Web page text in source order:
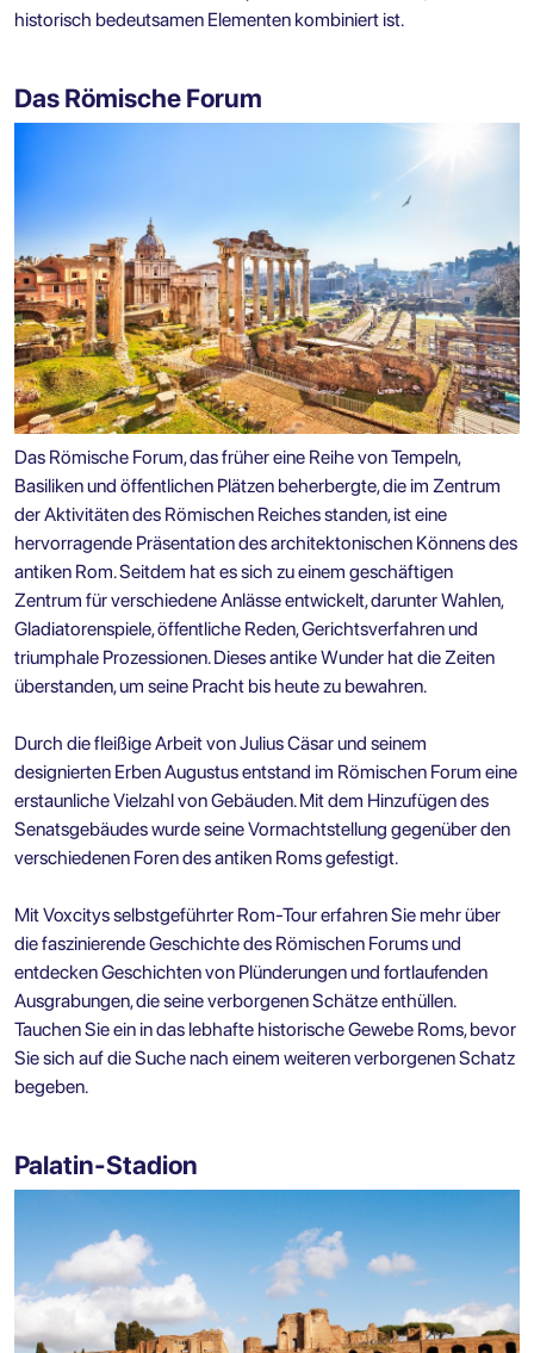
historisch bedeutsamen Elementen kombiniert ist.
Das Römische Forum
Das Römische Forum, das früher eine Reihe von Tempeln,
Basiliken und öffentlichen Plätzen beherbergte, die im Zentrum
der Aktivitäten des Römischen Reiches standen, ist eine
hervorragende Präsentation des architektonischen Könnens des
antiken Rom. Seitdem hat es sich zu einem geschäftigen
Zentrum für verschiedene Anlässe entwickelt, darunter Wahlen,
Gladiatorenspiele, öffentliche Reden, Gerichtsverfahren und
triumphale Prozessionen. Dieses antike Wunder hat die Zeiten
überstanden, um seine Pracht bis heute zu bewahren.
Durch die fleißige Arbeit von Julius Cäsar und seinem
designierten Erben Augustus entstand im Römischen Forum eine
erstaunliche Vielzahl von Gebäuden. Mit dem Hinzufügen des
Senatsgebäudes wurde seine Vormachtstellung gegenüber den
verschiedenen Foren des antiken Roms gefestigt.
Mit Voxcitys selbstgeführter Rom-Tour erfahren Sie mehr über
die faszinierende Geschichte des Römischen Forums und
entdecken Geschichten von Plünderungen und fortlaufenden
Ausgrabungen, die seine verborgenen Schätze enthüllen.
Tauchen Sie ein in das lebhafte historische Gewebe Roms, bevor
Sie sich auf die Suche nach einem weiteren verborgenen Schatz
begeben.
Palatin-Stadion